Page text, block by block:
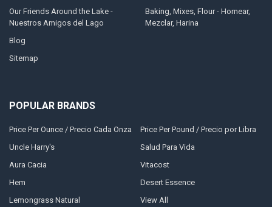
Our Friends Around the Lake -
Nuestros Amigos del Lago
Blog
Sitemap
Baking, Mixes, Flour - Hornear,
Mezclar, Harina
POPULAR BRANDS
Price Per Ounce / Precio Cada Onza
Uncle Harry's
Aura Cacia
Hem
Lemongrass Natural
Price Per Pound / Precio por Libra
Salud Para Vida
Vitacost
Desert Essence
View All